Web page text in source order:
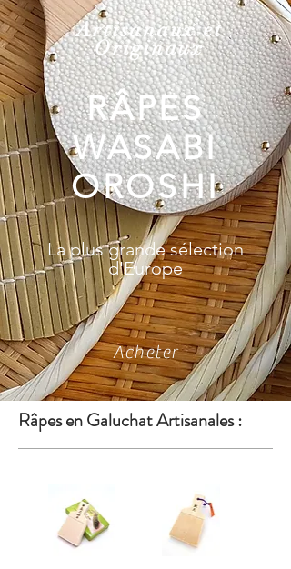
RÂPES
WASABI
OROSHI
La plus grande sélection
d'Europe
Artisanaux et
Originaux
Acheter
Râpes en Galuchat Artisanales :